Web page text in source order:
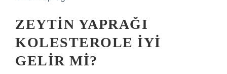
ZEYTIN YAPRAĞI
KOLESTEROLE IYI
GELIR MI?